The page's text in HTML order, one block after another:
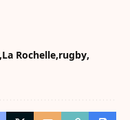
La Rochelle rugby